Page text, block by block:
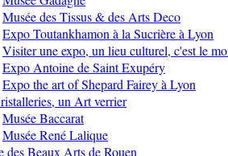
Musée des Tissus & des Arts Deco
Expo Toutankhamon à la Sucrière à Lyon
Visiter une expo, un lieu culturel, c'est le
Expo Antoine de Saint Exupéry
Expo the art of Shepard Fairey à Lyon
un Art verrier
Musée Baccarat
Musée René Lalique
des Beaux Arts de Rouen